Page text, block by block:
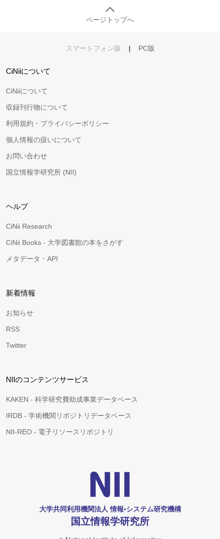
ページトップへ
スマートフォン版 | PC版
CiNiiについて
CiNiiについて
収録刊行物について
利用規約・プライバシーポリシー
個人情報の扱いについて
お問い合わせ
国立情報学研究所 (NII)
ヘルプ
CiNii Research
CiNii Books - 大学図書館の本をさがす
メタデータ・API
新着情報
お知らせ
RSS
Twitter
NIIのコンテンツサービス
KAKEN - 科学研究費助成事業データベース
IRDB - 学術機関リポジトリデータベース
NII-REO - 電子リソースリポジトリ
大学共同利用機関法人 情報•システム研究機構
国立情報学研究所